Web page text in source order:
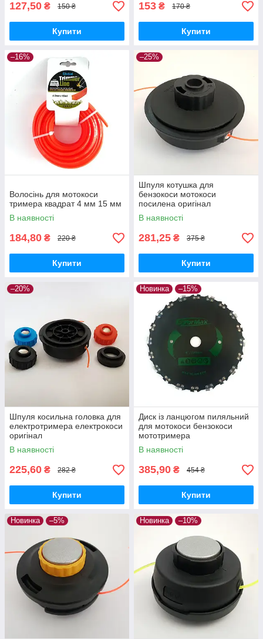
127,50 ₴ 150 ₴
Купити
153 ₴ 170 ₴
Купити
–16%
Волосінь для мотокоси
тримера квадрат 4 мм 15 мм
В наявності
184,80 ₴ 220 ₴
Купити
–25%
Шпуля котушка для
бензокоси мотокоси
посилена оригінал
В наявності
281,25 ₴ 375 ₴
Купити
–20%
Шпуля косильна головка для
електротримера електрокоси
оригінал
В наявності
225,60 ₴ 282 ₴
Купити
Новинка –15%
Диск із ланцюгом пиляльний
для мотокоси бензокоси
мототримера
В наявності
385,90 ₴ 454 ₴
Купити
Новинка –5% Новинка –10%